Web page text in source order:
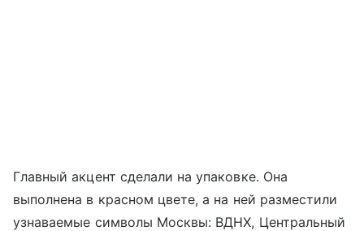
Главный акцент сделали на упаковке. Она
выполнена в красном цвете, а на ней разместили
узнаваемые символы Москвы: ВДНХ, Центральный